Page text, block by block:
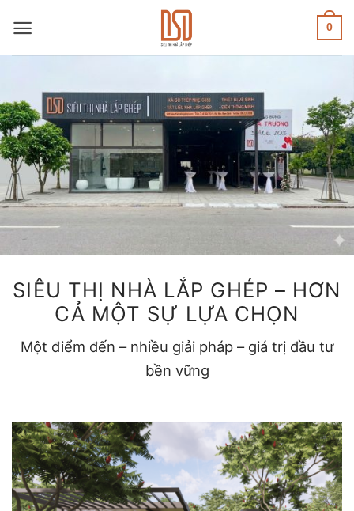
0
SIÊU THỊ NHÀ LẮP GHÉP – HƠN
CẢ MỘT SỰ LỰA CHỌN
Một điểm đến – nhiều giải pháp – giá trị đầu tư
bền vững